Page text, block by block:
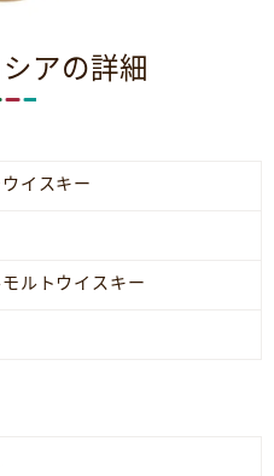
アの詳細
イスキー
ルトウイスキー